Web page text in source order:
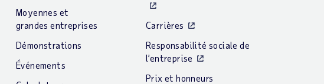
Moyennes et
grandes entreprises
Démonstrations
Événements
Carrières
Responsabilité sociale de
l’entreprise
Prix et honneurs